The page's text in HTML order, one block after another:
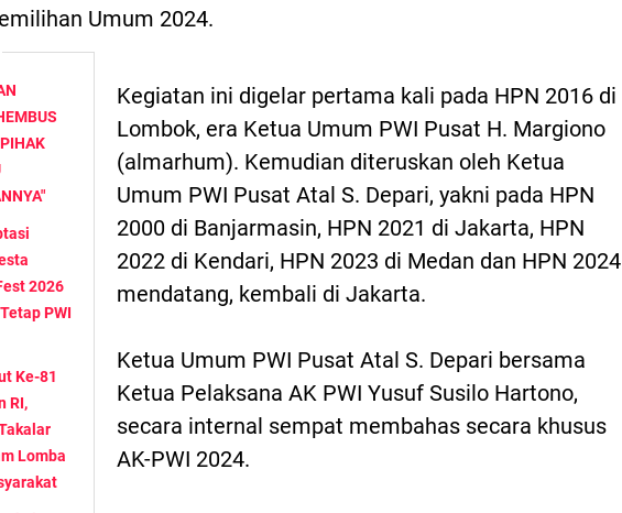
Umum 2024.
2026
PWI
Ke-81
RI,
Lomba
Kegiatan ini digelar pertama kali pada HPN 2016 di
Lombok, era Ketua Umum PWI Pusat H. Margiono
(almarhum). Kemudian diteruskan oleh Ketua
Umum PWI Pusat Atal S. Depari, yakni pada HPN
2000 di Banjarmasin, HPN 2021 di Jakarta, HPN
2022 di Kendari, HPN 2023 di Medan dan HPN 2024
mendatang, kembali di Jakarta.
Ketua Umum PWI Pusat Atal S. Depari bersama
Ketua Pelaksana AK PWI Yusuf Susilo Hartono,
secara internal sempat membahas secara khusus
AK-PWI 2024.